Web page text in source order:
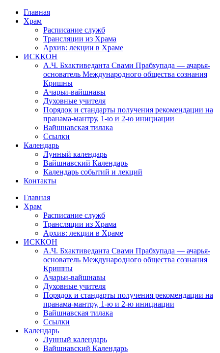
Перейти
содержимому
Главная
Храм
Расписание служб
Трансляции из Храма
Архив: лекции в Храме
ИСККОН
А.Ч. Бхактиведанта Свами Прабхупада — ачарья-
основатель Международного общества сознания
Кришны
Ачарьи-вайшнавы
Духовные учителя
Порядок и стандарты получения рекомендации на
пранама-мантру, 1-ю и 2-ю инициации
Вайшнавская тилака
Ссылки
Календарь
Лунный календарь
Вайшнавский Календарь
Календарь событий и лекций
Контакты
Главная
Храм
Расписание служб
Трансляции из Храма
Архив: лекции в Храме
ИСККОН
А.Ч. Бхактиведанта Свами Прабхупада — ачарья-
основатель Международного общества сознания
Кришны
Ачарьи-вайшнавы
Духовные учителя
Порядок и стандарты получения рекомендации на
пранама-мантру, 1-ю и 2-ю инициации
Вайшнавская тилака
Ссылки
Календарь
Лунный календарь
Вайшнавский Календарь